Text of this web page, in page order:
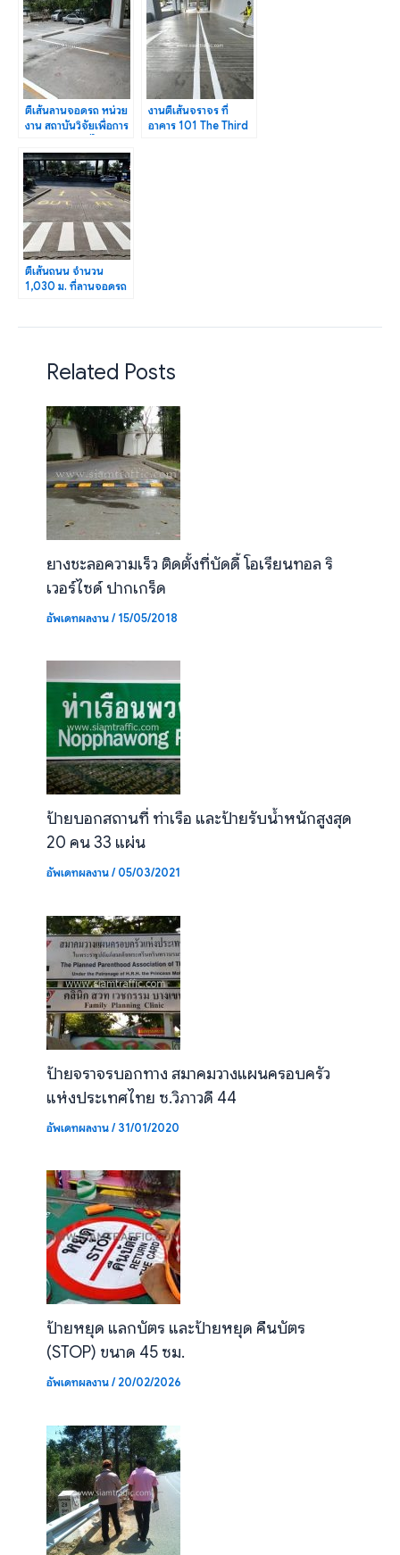
ตีเส้นลานจอดรถ หน่วย
งาน สถาบันวิจัยเพื่อการ
(TDRI)
งานตีเส้นจราจร ที่
อาคาร 101 The Third
ตีเส้นถนน จำนวน
1,030 ม. ที่ลานจอดรถ
Related Posts
ยางชะลอความเร็ว ติดตั้งที่บัดดี้ โอเรียนทอล ริ
เวอร์ไซด์ ปากเกร็ด
อัพเดทผลงาน/15/05/2018
ป้ายบอกสถานที่ ท่าเรือ และป้ายรับน้ำหนักสูงสุด
20 คน 33 แผ่น
อัพเดทผลงาน/05/03/2021
ป้ายจราจรบอกทาง สมาคมวางแผนครอบครัว
แห่งประเทศไทย ซ.วิภาวดี 44
อัพเดทผลงาน/31/01/2020
ป้ายหยุด แลกบัตร และป้ายหยุด คืนบัตร
(STOP) ขนาด 45 ซม.
อัพเดทผลงาน/20/02/2026